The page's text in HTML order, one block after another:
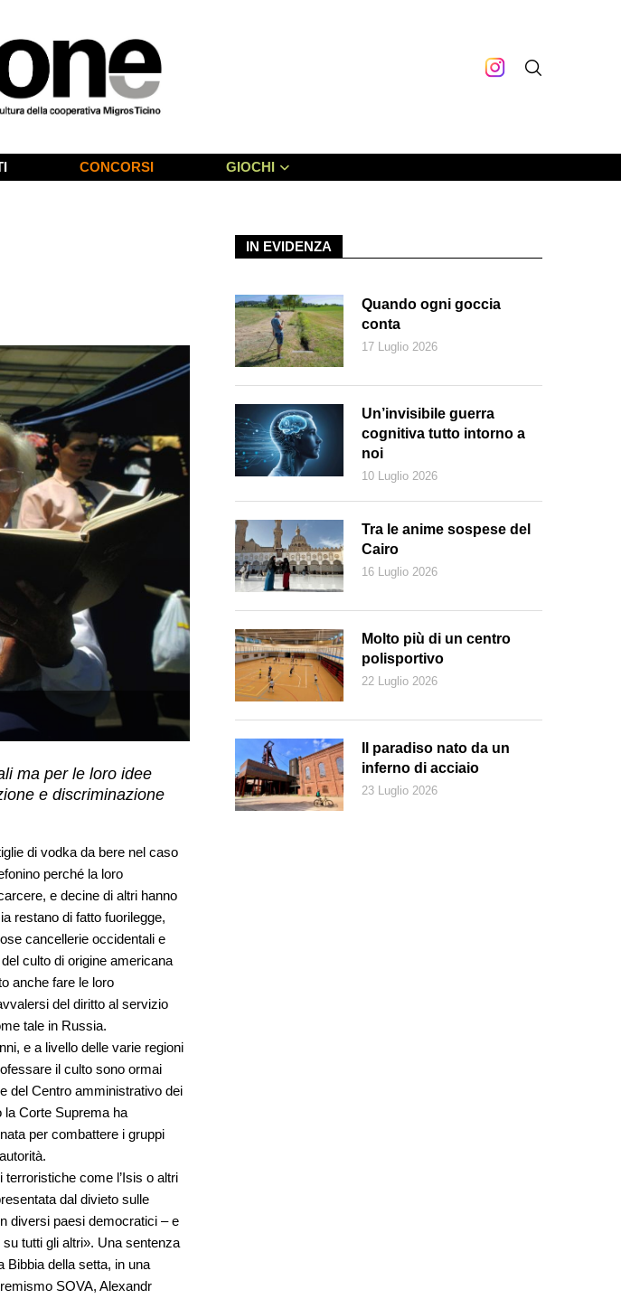
CONCORSI GIOCHI
In Russia ai testimoni di Geova è vietato pregare in pubblico (Marka)
ma per le loro idee
e discriminazione
di vodka da bere nel caso
perché la loro
e decine di altri hanno
restano di fatto fuorilegge,
cancellerie occidentali e
culto di origine americana
anche fare le loro
del diritto al servizio
tale in Russia.
e a livello delle varie regioni
il culto sono ormai
del Centro amministrativo dei
la Corte Suprema ha
per combattere i gruppi
come l’Isis o altri
dal divieto sulle
diversi paesi democratici – e
su tutti gli altri». Una sentenza
Bibbia della setta, in una
SOVA, Alexandr
IN EVIDENZA
Quando ogni goccia
conta
17 Luglio 2026
Un’invisibile guerra
cognitiva tutto intorno a
noi
10 Luglio 2026
Tra le anime sospese del
Cairo
16 Luglio 2026
Molto più di un centro
polisportivo
22 Luglio 2026
Il paradiso nato da un
inferno di acciaio
23 Luglio 2026